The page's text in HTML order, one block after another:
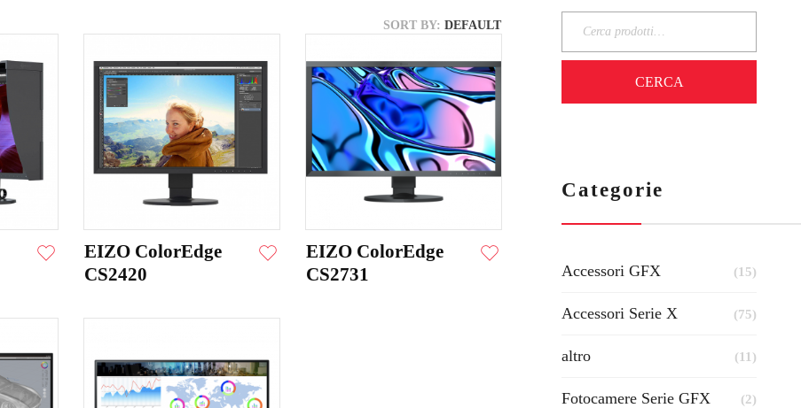
SORT BY: DEFAULT
EIZO ColorEdge
CS2420
EIZO ColorEdge
CS2731
CERCA
Categorie
Accessori GFX (15)
Accessori Serie X (75)
altro (11)
Fotocamere Serie GFX (2)